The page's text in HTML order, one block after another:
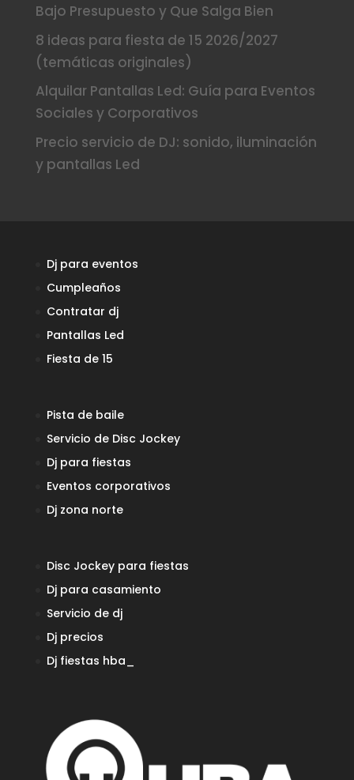
Bajo Presupuesto y Que Salga Bien
8 ideas para fiesta de 15 2026/2027
(temáticas originales)
Alquilar Pantallas Led: Guía para Eventos
Sociales y Corporativos
Precio servicio de DJ: sonido, iluminación
y pantallas Led
Dj para eventos
Cumpleaños
Contratar dj
Pantallas Led
Fiesta de 15
Pista de baile
Servicio de Disc Jockey
Dj para fiestas
Eventos corporativos
Dj zona norte
Disc Jockey para fiestas
Dj para casamiento
Servicio de dj
Dj precios
Dj fiestas hba_